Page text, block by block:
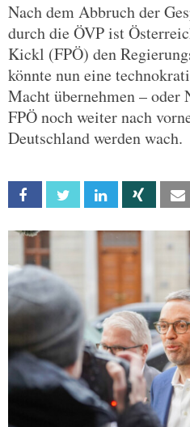
Nach dem Abbruch der
durch die ÖVP ist
Kickl (FPÖ) den
könnte nun eine
Macht übernehmen – oder
FPÖ noch weiter nach
Deutschland werden wach.
Facebook Twitter Linkedin Xing